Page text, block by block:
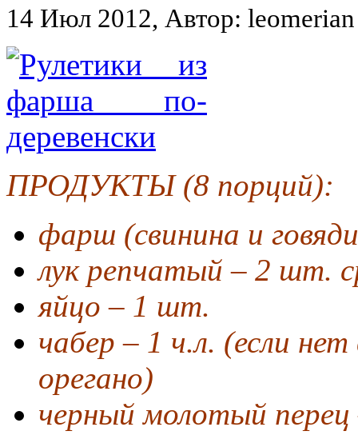
14 Июл 2012, Автор: leomerian
ПРОДУКТЫ (8 порций):
фарш (свинина и
лук репчатый – 2 шт.
яйцо – 1 шт.
чабер – 1 ч.л. (если
орегано)
черный молотый перец